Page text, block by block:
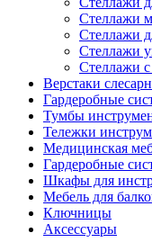
Стеллажи
Стеллажи
Стеллажи
Стеллажи
Верстаки
Гардеробные
Тумбы
Тележки
Медицинская
Гардеробные
Шкафы для
Мебель для
Ключницы
Аксессуары